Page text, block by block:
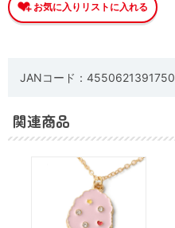
JANコード：4550621391750
関連商品